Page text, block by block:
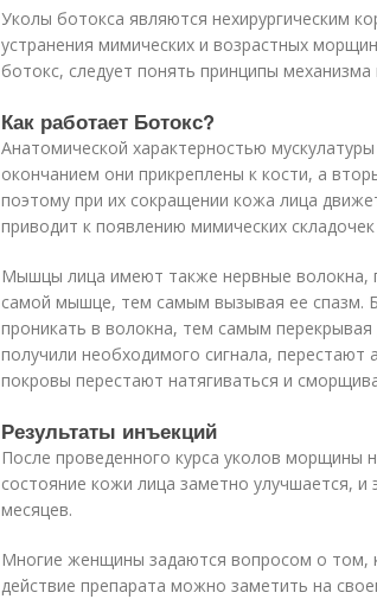
Уколы ботокса являются нехирургическим
устранения мимических и возрастных
ботокс, следует понять принципы механизма
Как работает Ботокс?
Анатомической характерностью
окончанием они прикреплены к кости, а
поэтому при их сокращении кожа лица
приводит к появлению мимических
Мышцы лица имеют также нервные волокна,
самой мышце, тем самым вызывая ее спазм.
проникать в волокна, тем самым
получили необходимого сигнала,
покровы перестают натягиваться и
Результаты инъекций
После проведенного курса уколов морщины
состояние кожи лица заметно улучшается,
месяцев.
Многие женщины задаются вопросом о том,
действие препарата можно заметить на